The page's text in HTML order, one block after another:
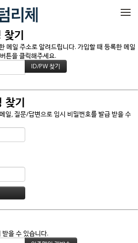
메뉴 건너뛰기
찾기
메일 주소로 알려드립니다. 가입할 때 등록한 메일
튼을 클릭해주세요.
찾기
일, 질문/답변으로 임시 비밀번호를 발급 받을 수
을 수 있습니다.